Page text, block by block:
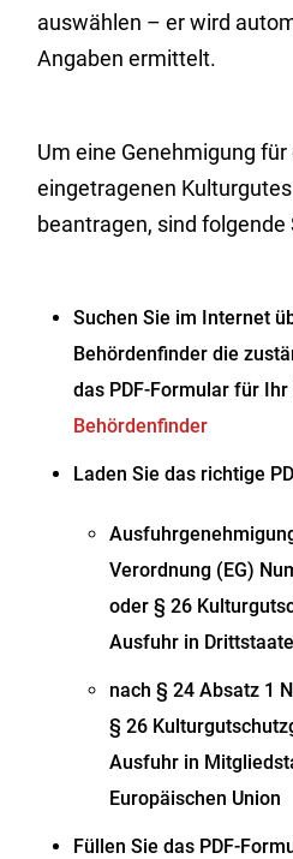
auswählen – er wird
Angaben ermittelt.
Um eine Genehmigung
eingetragenen
beantragen, sind folgende
Suchen Sie im Internet
Behördenfinder die
das PDF-Formular für
Behördenfinder
Laden Sie das richtige
Verordnung (EG)
oder § 26
Ausfuhr in
nach § 24 Absatz 1
§ 26
Ausfuhr in
Europäischen Union
Füllen Sie das PDF-